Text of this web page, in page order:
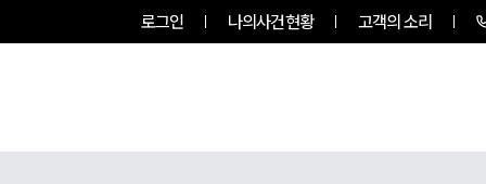
로그인 나의사건현황 고객의 소리